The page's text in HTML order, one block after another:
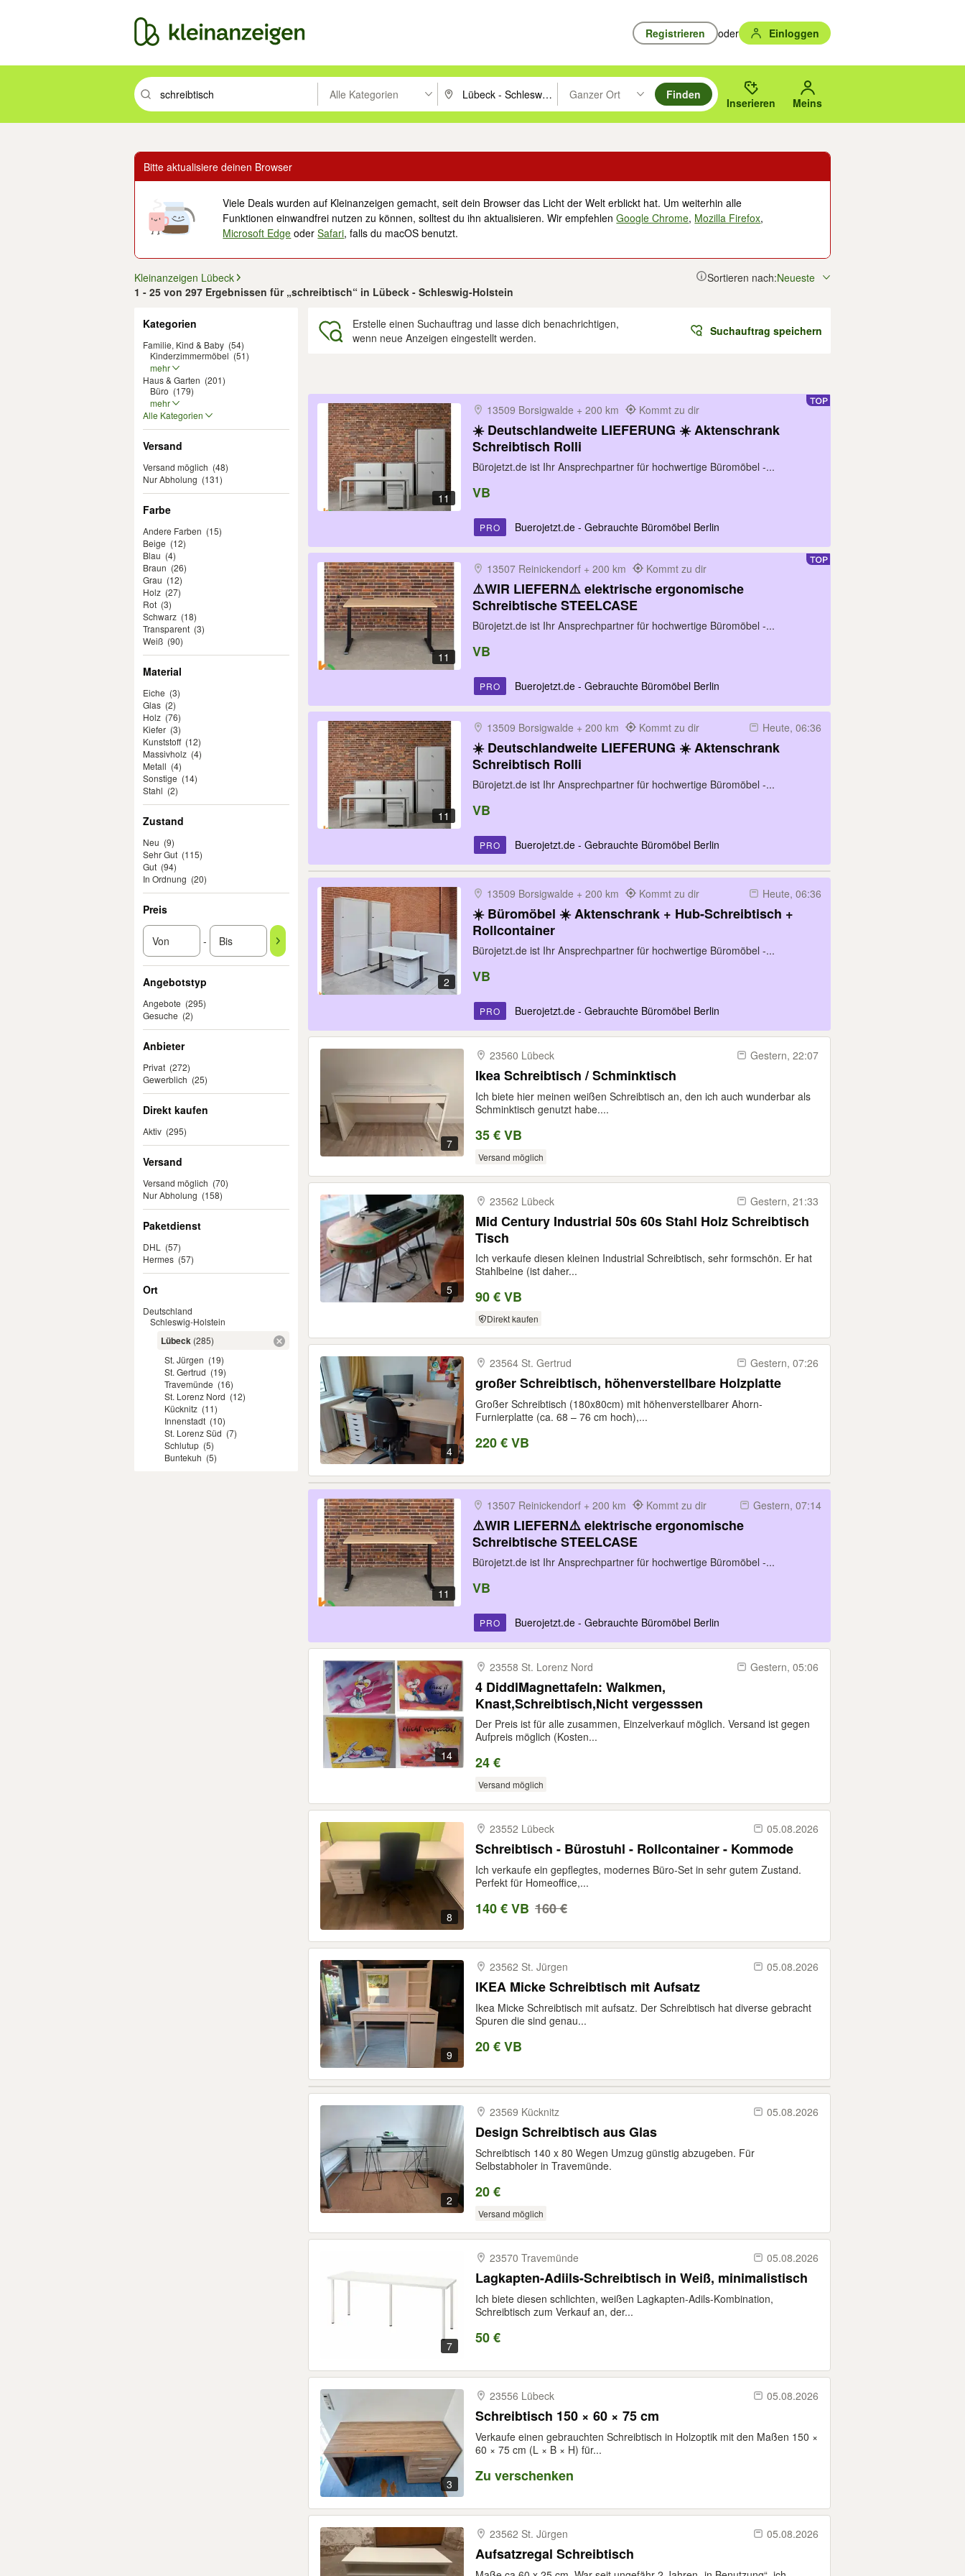
Registrieren oder Einloggen
Suchbegriff eingeben. Eingabetaste drücken um zu suchen, oder Vorschläge mit den Pfeiltasten nach oben/unten durchsuchen und mit Eingabetaste auswählen.
Alle Kategorien PLZ oder Ort eingeben. Eingabetaste drücken um zu suchen, oder Vorschläge mit den Pfeiltasten nach oben/
Ganzer Ort
Suche im Umkreis des gewählten Orts oder PLZ.
Finden
Inserieren Meins
Bitte aktualisiere deinen Browser
Viele Deals wurden auf Kleinanzeigen gemacht, seit dein Browser das Licht der Welt erblickt hat. Um weiterhin alle
Funktionen einwandfrei nutzen zu können, solltest du ihn aktualisieren. Wir empfehlenGoogle Chrome, Mozilla Firefox,
Microsoft Edge oderSafari, falls du macOS benutzt.
Kleinanzeigen Lübeck
1 - 25 von 297 Ergebnissen für „schreibtisch“ in Lübeck - Schleswig-Holstein
Sortieren nach:Neueste
Kategorien
Familie, Kind & Baby (54)
Kinderzimmermöbel (51)
mehr
Haus & Garten (201)
Büro (179)
mehr
Alle Kategorien
Versand
Versand möglich (48)
Nur Abholung (131)
Farbe
Andere Farben (15)
Beige (12)
Blau (4)
Braun (26)
Grau (12)
Holz (27)
Rot (3)
Schwarz (18)
Transparent (3)
Weiß (90)
Material
Eiche (3)
Glas (2)
Holz (76)
Kiefer (3)
Kunststoff (12)
Massivholz (4)
Metall (4)
Sonstige (14)
Stahl (2)
Zustand
Neu (9)
Sehr Gut (115)
Gut (94)
In Ordnung (20)
Preis
-
Angebotstyp
Angebote (295)
Gesuche (2)
Anbieter
Privat (272)
Gewerblich (25)
Direkt kaufen
Aktiv (295)
Versand
Versand möglich (70)
Nur Abholung (158)
Paketdienst
DHL
(57)
Hermes (57)
Ort
Deutschland
Schleswig-Holstein
Lübeck (285)
St. Jürgen (19)
St. Gertrud (19)
Travemünde (16)
St. Lorenz Nord (12)
Kücknitz (11)
Innenstadt (10)
St. Lorenz Süd (7)
Schlutup (5)
Buntekuh (5)
Erstelle einen Suchauftrag und lasse dich benachrichtigen,
wenn neue Anzeigen eingestellt werden.
Suchauftrag speichern
Ergebnisse
11
13509 Borsigwalde + 200 km Kommt zu dir
☀️ Deutschlandweite LIEFERUNG ☀️ Aktenschrank
Schreibtisch Rolli
Bürojetzt.de ist Ihr Ansprechpartner für hochwertige Büromöbel -...
VB
PRO Buerojetzt.de - Gebrauchte Büromöbel Berlin
11
13507 Reinickendorf + 200 km Kommt zu dir
⚠️WIR LIEFERN⚠️ elektrische ergonomische
Schreibtische STEELCASE
Bürojetzt.de ist Ihr Ansprechpartner für hochwertige Büromöbel -...
VB
PRO Buerojetzt.de - Gebrauchte Büromöbel Berlin
11
13509 Borsigwalde + 200 km Kommt zu dir Heute, 06:36
☀️ Deutschlandweite LIEFERUNG ☀️ Aktenschrank
Schreibtisch Rolli
Bürojetzt.de ist Ihr Ansprechpartner für hochwertige Büromöbel -...
VB
PRO Buerojetzt.de - Gebrauchte Büromöbel Berlin
2
13509 Borsigwalde + 200 km Kommt zu dir Heute, 06:36
☀️ Büromöbel ☀️ Aktenschrank + Hub-Schreibtisch +
Rollcontainer
Bürojetzt.de ist Ihr Ansprechpartner für hochwertige Büromöbel -...
VB
PRO Buerojetzt.de - Gebrauchte Büromöbel Berlin
7
23560 Lübeck Gestern, 22:07
Ikea Schreibtisch / Schminktisch
Ich biete hier meinen weißen Schreibtisch an, den ich auch wunderbar als
Schminktisch genutzt habe....
35 € VB
Versand möglich
5
23562 Lübeck Gestern, 21:33
Mid Century Industrial 50s 60s Stahl Holz Schreibtisch
Tisch
Ich verkaufe diesen kleinen Industrial Schreibtisch, sehr formschön. Er hat
Stahlbeine (ist daher...
90 € VB
Direkt kaufen
4
23564 St. Gertrud Gestern, 07:26
großer Schreibtisch, höhenverstellbare Holzplatte
Großer Schreibtisch (180x80cm) mit höhenverstellbarer Ahorn-
Furnierplatte (ca. 68 – 76 cm hoch),...
220 € VB
11
13507 Reinickendorf + 200 km Kommt zu dir Gestern, 07:14
⚠️WIR LIEFERN⚠️ elektrische ergonomische
Schreibtische STEELCASE
Bürojetzt.de ist Ihr Ansprechpartner für hochwertige Büromöbel -...
VB
PRO Buerojetzt.de - Gebrauchte Büromöbel Berlin
14
23558 St. Lorenz Nord Gestern, 05:06
4 DiddlMagnettafeln: Walkmen,
Knast,Schreibtisch,Nicht vergesssen
Der Preis ist für alle zusammen, Einzelverkauf möglich. Versand ist gegen
Aufpreis möglich (Kosten...
24 €
Versand möglich
8
23552 Lübeck 05.08.2026
Schreibtisch - Bürostuhl - Rollcontainer - Kommode
Ich verkaufe ein gepflegtes, modernes Büro‑Set in sehr gutem Zustand.
Perfekt für Homeoffice,...
140 € VB 160 €
9
23562 St. Jürgen 05.08.2026
IKEA Micke Schreibtisch mit Aufsatz
Ikea Micke Schreibtisch mit aufsatz. Der Schreibtisch hat diverse gebracht
Spuren die sind genau...
20 € VB
2
23569 Kücknitz 05.08.2026
Design Schreibtisch aus Glas
Schreibtisch 140 x 80 Wegen Umzug günstig abzugeben. Für
Selbstabholer in Travemünde.
20 €
Versand möglich
7
23570 Travemünde 05.08.2026
Lagkapten-Adiils-Schreibtisch in Weiß, minimalistisch
Ich biete diesen schlichten, weißen Lagkapten-Adils-Kombination,
Schreibtisch zum Verkauf an, der...
50 €
3
23556 Lübeck 05.08.2026
Schreibtisch 150 × 60 × 75 cm
Verkaufe einen gebrauchten Schreibtisch in Holzoptik mit den Maßen 150 ×
60 × 75 cm (L × B × H) für...
Zu verschenken
23562 St. Jürgen 05.08.2026
Aufsatzregal Schreibtisch